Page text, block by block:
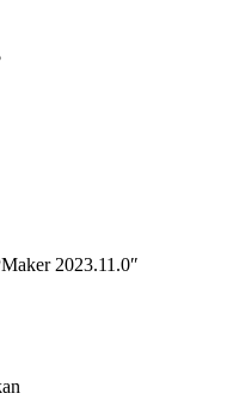
2023.11.0″